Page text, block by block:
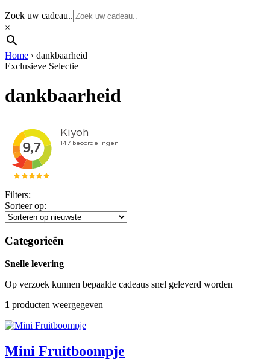
Zoek uw cadeau..
×
Home › dankbaarheid
Exclusieve Selectie
dankbaarheid
Filters:
Sorteer op:
Categorieën
Snelle levering
Op verzoek kunnen bepaalde cadeaus snel geleverd worden
1 producten weergegeven
Mini Fruitboompje